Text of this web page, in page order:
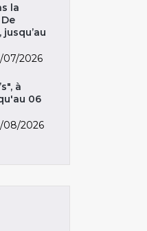
la
07/2026
à
06
08/2026